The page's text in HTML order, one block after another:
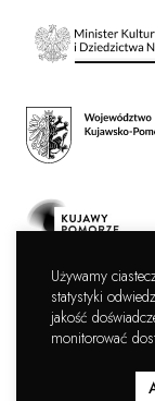
Filharmonia
Kujawsko-
i Dziedzictwa
Copyright ©
Używamy
statystyki
jakość
monitorować